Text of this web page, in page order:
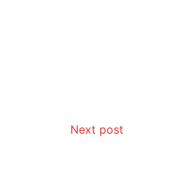
Next post